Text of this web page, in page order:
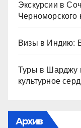
Экскурсии в
Черноморского
Визы в Индию:
Туры в Шарджу
культурное
Архив